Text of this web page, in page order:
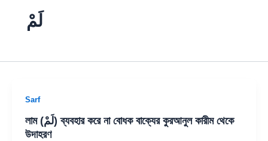
لَمْ
Sarf
লাম (لَمْ) ব্যবহার করে না বোধক বাক্যের কুরআনুল কারীম থেকে
উদাহরণ